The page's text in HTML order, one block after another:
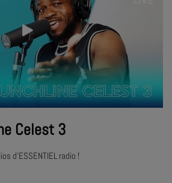
Celest 3
d'ESSENTIEL radio !